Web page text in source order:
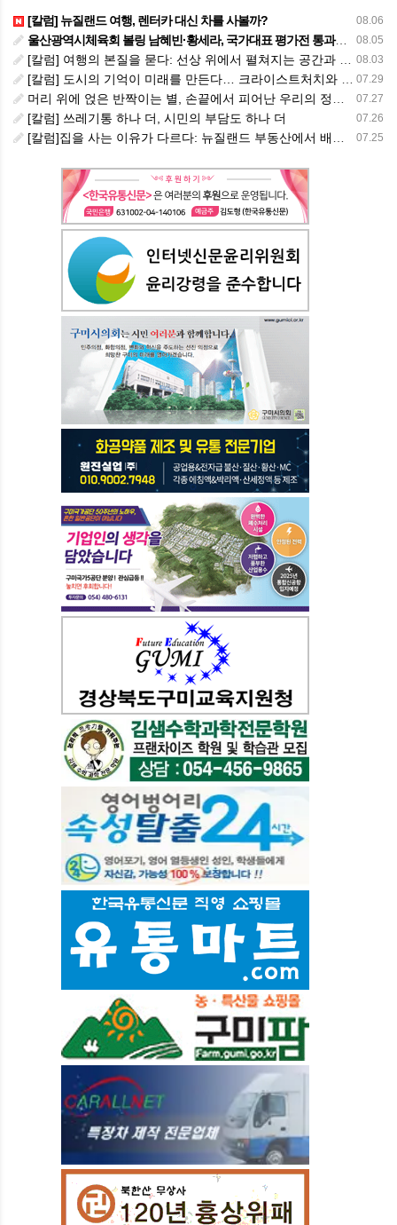
08.06
[칼럼] 뉴질랜드 여행, 렌터카 대신 차를 사볼까?
08.05
울산광역시체육회 볼링 남혜빈·황세라, 국가대표 평가전 통과… ‘아시아선수권 출전’
08.03
[칼럼] 여행의 본질을 묻다: 선상 위에서 펼쳐지는 공간과 사람, 그리고 미식의 미학
07.29
[칼럼] 도시의 기억이 미래를 만든다… 크라이스트처치와 한국 도시가 주는 교훈
07.27
머리 위에 얹은 반짝이는 별, 손끝에서 피어난 우리의 정체성
07.26
[칼럼] 쓰레기통 하나 더, 시민의 부담도 하나 더
07.25
[칼럼]집을 사는 이유가 다르다: 뉴질랜드 부동산에서 배운 다섯 가지 교훈